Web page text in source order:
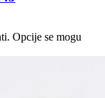
Opcije se mogu